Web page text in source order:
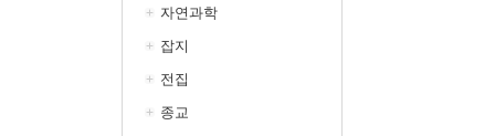
자연과학
잡지
전집
종교